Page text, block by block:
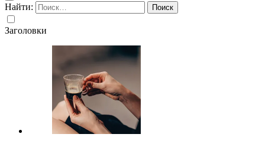
Найти:
Заголовки